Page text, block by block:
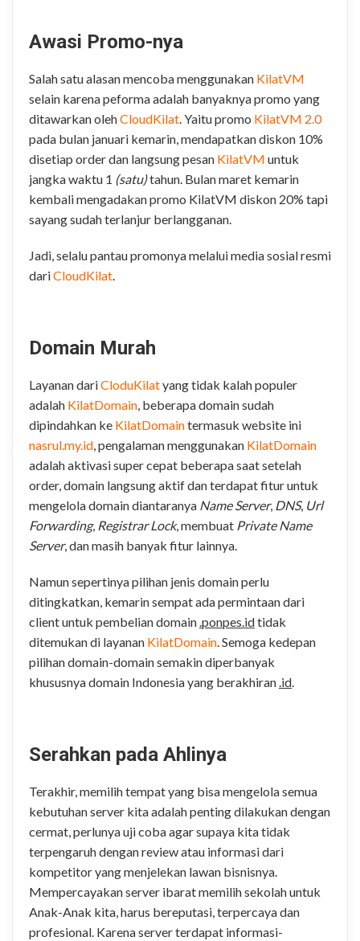
Awasi Promo-nya
Salah satu alasan mencoba menggunakan KilatVM
selain karena peforma adalah banyaknya promo yang
ditawarkan olehCloudKilat . Yaitu promo KilatVM 2.0
pada bulan januari kemarin, mendapatkan diskon 10%
disetiap order dan langsung pesan KilatVM untuk
jangka waktu 1 (satu)tahun. Bulan maret kemarin
kembali mengadakan promo KilatVM diskon 20% tapi
sayang sudah terlanjur berlangganan.
Jadi, selalu pantau promonya melalui media sosial resmi
dariCloudKilat
Domain Murah
Layanan dariCloduKilatyang tidak kalah populer
adalah KilatDomain , beberapa domain sudah
dipindahkan ke KilatDomaintermasuk website ini
nasrul.my.id , pengalaman menggunakan KilatDomain
adalah aktivasi super cepat beberapa saat setelah
order, domain langsung aktif dan terdapat fitur untuk
mengelola domain diantaranya Name Server, DNS, Url
Forwarding, Registrar Lock, membuat Private Name
Server, dan masih banyak fitur lainnya.
Namun sepertinya pilihan jenis domain perlu
ditingkatkan, kemarin sempat ada permintaan dari
client untuk pembelian domain .ponpes.idtidak
ditemukan di layanan KilatDomain . Semoga kedepan
pilihan domain-domain semakin diperbanyak
khususnya domain Indonesia yang berakhiran .id
Serahkan pada Ahlinya
Terakhir, memilih tempat yang bisa mengelola semua
kebutuhan server kita adalah penting dilakukan dengan
cermat, perlunya uji coba agar supaya kita tidak
terpengaruh dengan review atau informasi dari
kompetitor yang menjelekan lawan bisnisnya.
Mempercayakan server ibarat memilih sekolah untuk
Anak-Anak kita, harus bereputasi, terpercaya dan
profesional. Karena server terdapat informasi-